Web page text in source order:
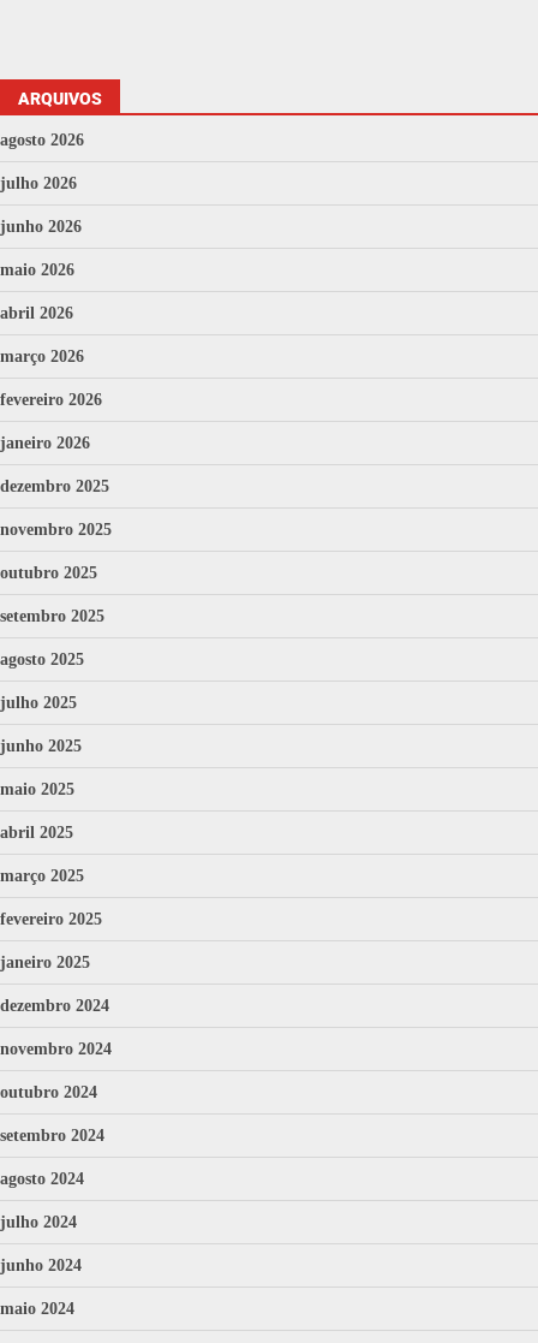
ARQUIVOS
agosto 2026
julho 2026
junho 2026
maio 2026
abril 2026
março 2026
fevereiro 2026
janeiro 2026
dezembro 2025
novembro 2025
outubro 2025
setembro 2025
agosto 2025
julho 2025
junho 2025
maio 2025
abril 2025
março 2025
fevereiro 2025
janeiro 2025
dezembro 2024
novembro 2024
outubro 2024
setembro 2024
agosto 2024
julho 2024
junho 2024
maio 2024